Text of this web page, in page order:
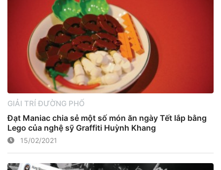
GIẢI TRÍ ĐƯỜNG PHỐ
Đạt Maniac chia sẻ một số món ăn ngày Tết lắp bằng
Lego của nghệ sỹ Graffiti Huỳnh Khang
15/02/2021